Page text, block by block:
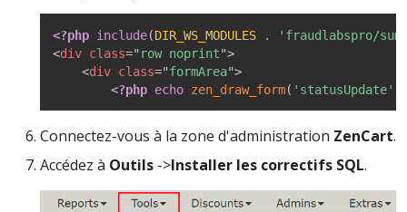
<?php include(DIR_WS_MODULES .
'fraudlabspro/
<div class=" row noprint">
<div class="formArea">
<?php echo zen_draw_form( 'statusUpdate'
Connectez-vous à la zone d'administration ZenCart.
Accédez à Outils ->Installer les correctifs SQL.